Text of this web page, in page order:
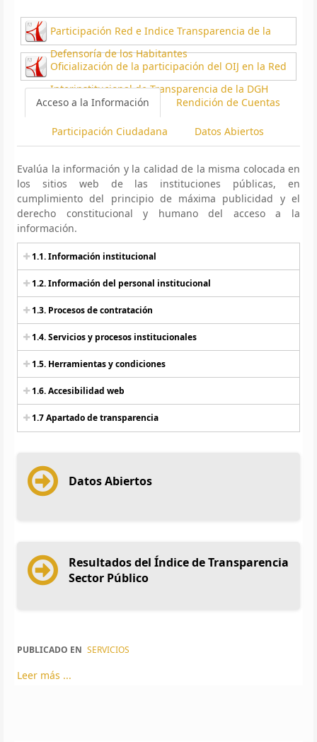
Participación Red e Indice Transparencia de la
Defensoría de los Habitantes
Oficialización de la participación del OIJ en la Red
Interinstitucional de Transparencia de la DGH
Acceso a la Información
Rendición de Cuentas
Participación Ciudadana Datos Abiertos
Evalúa la información y la calidad de la misma colocada en
los sitios web de las instituciones públicas, en
cumplimiento del principio de máxima publicidad y el
derecho constitucional y humano del acceso a la
información.
1.1. Información institucional
1.2. Información del personal institucional
1.3. Procesos de contratación
1.4. Servicios y procesos institucionales
1.5. Herramientas y condiciones
1.6. Accesibilidad web
1.7 Apartado de transparencia
Datos Abiertos
Resultados del Índice de Transparencia
Sector Público
PUBLICADO EN SERVICIOS
Leer más ...